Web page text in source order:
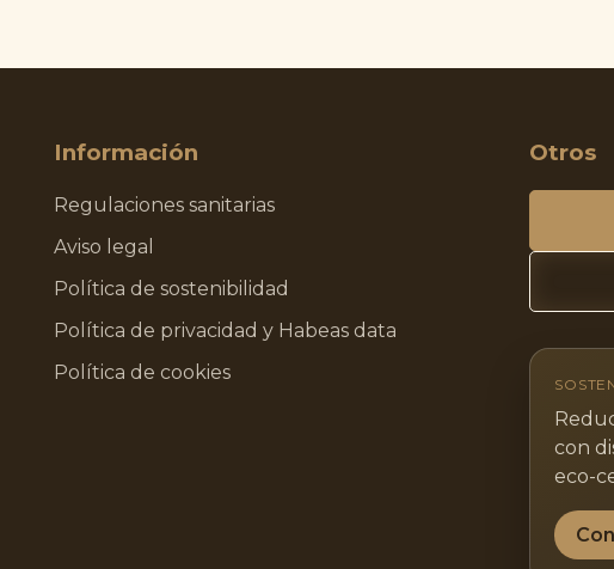
Información
Regulaciones sanitarias
Aviso legal
Política de sostenibilidad
Política de privacidad y Habeas data
Política de cookies
Otros
con
eco-